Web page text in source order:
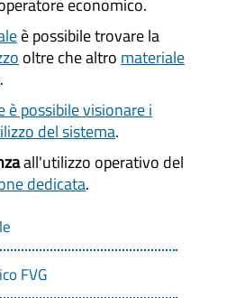
economico.
è possibile trovare la
oltre che altro materiale
.
è possibile visionare i
del sistema.
all'utilizzo operativo del
dedicata.
FVG